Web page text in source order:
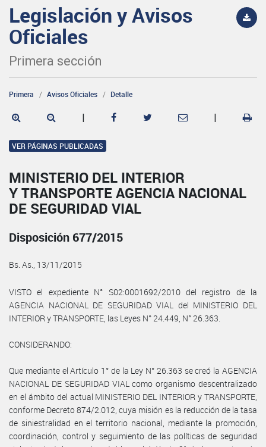
Legislación y Avisos
Oficiales
Primera sección
Primera Avisos Oficiales Detalle
| |
VER PÁGINAS PUBLICADAS
MINISTERIO DEL INTERIOR
Y TRANSPORTE AGENCIA NACIONAL
DE SEGURIDAD VIAL
Disposición 677/2015
Bs. As., 13/11/2015
VISTO el expediente N° S02:0001692/2010 del registro de la
AGENCIA NACIONAL DE SEGURIDAD VIAL del MINISTERIO DEL
INTERIOR y TRANSPORTE, las Leyes N° 24.449, N° 26.363.
CONSIDERANDO:
Que mediante el Artículo 1° de la Ley N° 26.363 se creó la AGENCIA
NACIONAL DE SEGURIDAD VIAL como organismo descentralizado
en el ámbito del actual MINISTERIO DEL INTERIOR y TRANSPORTE,
conforme Decreto 874/2.012, cuya misión es la reducción de la tasa
de siniestralidad en el territorio nacional, mediante la promoción,
coordinación, control y seguimiento de las políticas de seguridad